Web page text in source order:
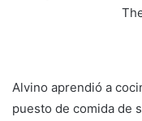
Alvino aprendió a
puesto de comida de